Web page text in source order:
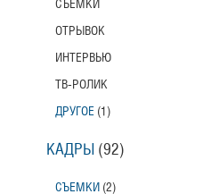
СЪЕМКИ
ОТРЫВОК
ИНТЕРВЬЮ
ТВ-РОЛИК
ДРУГОЕ (1)
КАДРЫ (92)
СЪЕМКИ (2)